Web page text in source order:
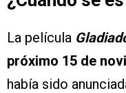
La película
próximo 15 de
había sido